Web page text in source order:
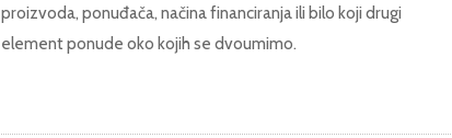
proizvoda, ponuđača, načina financiranja ili bilo koji drugi
element ponude oko kojih se dvoumimo.